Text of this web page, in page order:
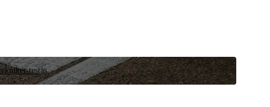
testas.